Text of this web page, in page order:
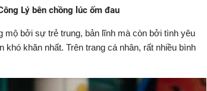
Lý bên chồng lúc ốm đau
bởi sự trẻ trung, bản lĩnh mà còn bởi tình yêu
khăn nhất. Trên trang cá nhân, rất nhiều bình